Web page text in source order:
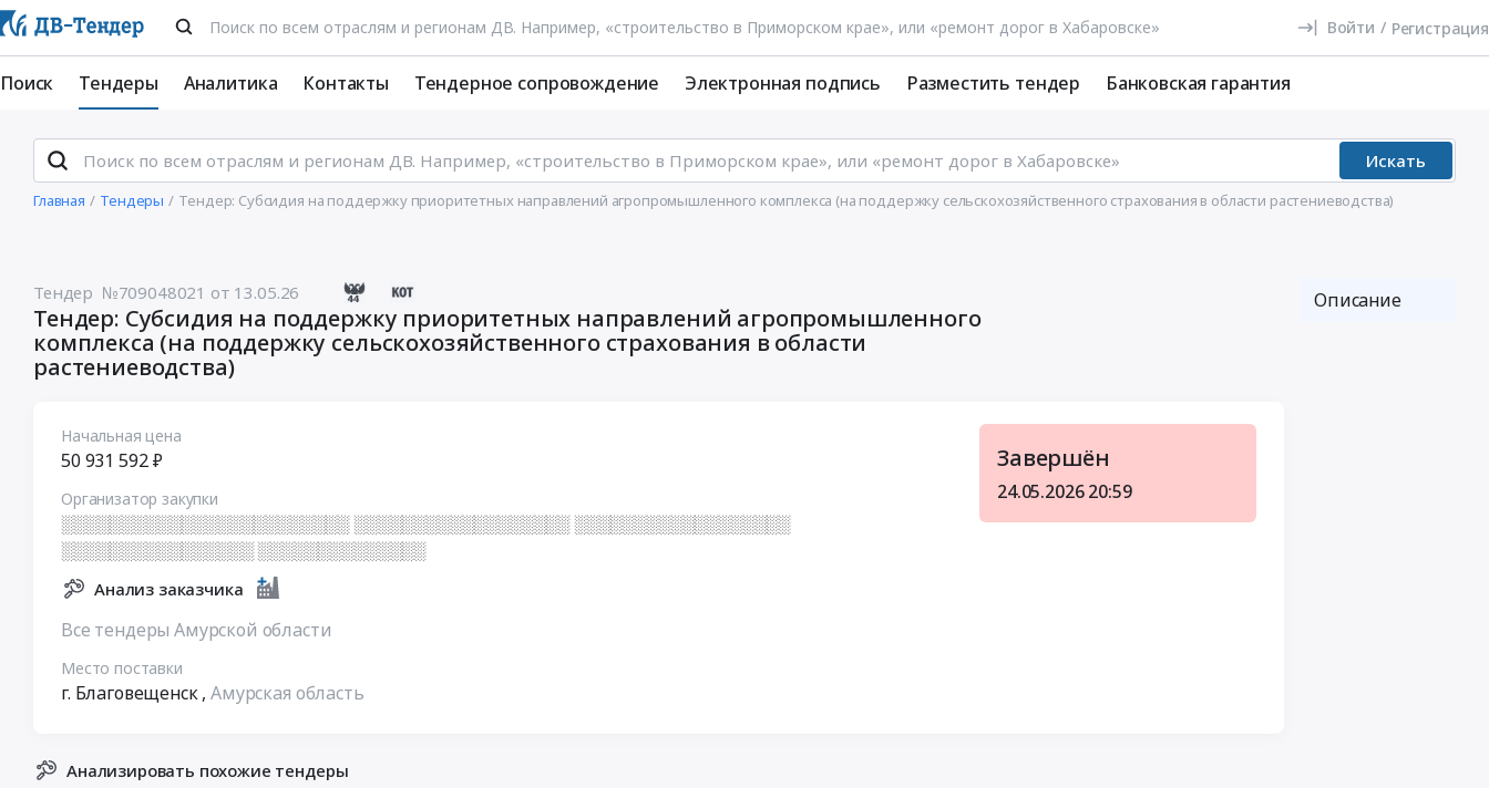
Войти / Регистрация
Поиск Тендеры Аналитика Контакты Тендерное сопровождение Электронная подпись Разместить тендер Банковская гарантия
Искать
Главная Тендеры Тендер: Субсидия на поддержку приоритетных направлений агропромышленного комплекса (на поддержку сельскохозяйственного страхования в области растениеводства)
Тендер №709048021 от 13.05.26
Тендер: Субсидия на поддержку приоритетных направлений агропромышленного
комплекса (на поддержку сельскохозяйственного страхования в области
растениеводства)
Начальная цена
50 931 592 ₽
Организатор закупки
░░░░░░░░░░░░░░░░░░░░░░░░ ░░░░░░░░░░░░░░░░░░ ░░░░░░░░░░░░░░░░░░
░░░░░░░░░░░░░░░░ ░░░░░░░░░░░░░░
Анализ заказчика
Все тендеры Амурской области
Место поставки
г. Благовещенск,Амурская область
Завершён
24.05.2026 20:59
Анализировать похожие тендеры
Описание